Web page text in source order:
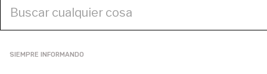
SIEMPRE INFORMANDO